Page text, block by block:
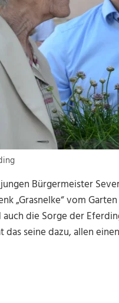
Bürgermeister
„Grasnelke“ vom
die Sorge der
seine dazu, allen